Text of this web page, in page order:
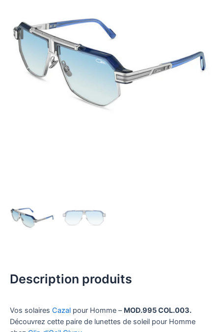
Description produits
Vos solaires Cazal pour Homme – MOD.995 COL.003.
Découvrez cette paire de lunettes de soleil pour Homme